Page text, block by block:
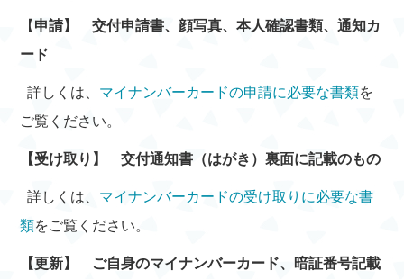
【 申請】 交付申請書、顔写真、本人確認書類、通知カ
ード
詳しくは、 マイナンバーカードの申請に必要な書類を
ご覧ください。
【受け取り】 交付通知書（はがき）裏面に記載のもの
詳しくは、 マイナンバーカードの受け取りに必要な書
類をご覧ください。
【更新】 ご自身のマイナンバーカード、暗証番号記載